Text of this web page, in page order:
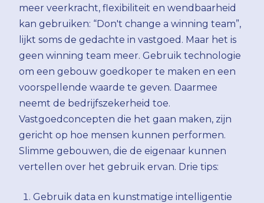
meer veerkracht, flexibiliteit en wendbaarheid
kan gebruiken: “Don't change a winning team”,
lijkt soms de gedachte in vastgoed. Maar het is
geen winning team meer. Gebruik technologie
om een gebouw goedkoper te maken en een
voorspellende waarde te geven. Daarmee
neemt de bedrijfszekerheid toe.
Vastgoedconcepten die het gaan maken, zijn
gericht op hoe mensen kunnen performen.
Slimme gebouwen, die de eigenaar kunnen
vertellen over het gebruik ervan. Drie tips:
Gebruik data en kunstmatige intelligentie